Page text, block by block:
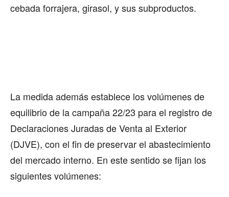
cebada forrajera, girasol, y sus subproductos.
La medida además establece los volúmenes de
equilibrio de la campaña 22/23 para el registro de
Declaraciones Juradas de Venta al Exterior
(DJVE), con el fin de preservar el abastecimiento
del mercado interno. En este sentido se fijan los
siguientes volúmenes: